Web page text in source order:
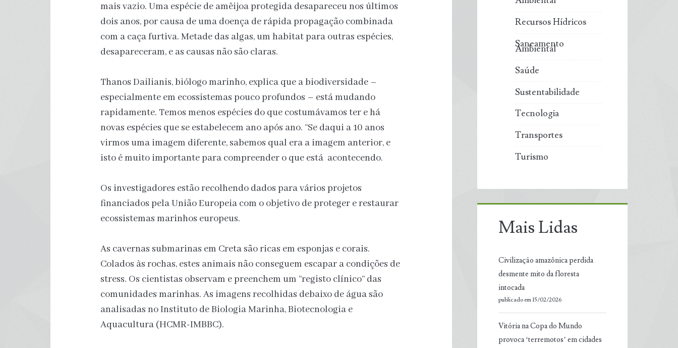
mais vazio. Uma espécie de amêijoa protegida desapareceu nos últimos
dois anos, por causa de uma doença de rápida propagação combinada
com a caça furtiva. Metade das algas, um habitat para outras espécies,
desapareceram, e as causas não são claras.
Thanos Dailianis, biólogo marinho, explica que a biodiversidade –
especialmente em ecossistemas pouco profundos – está mudando
rapidamente. Temos menos espécies do que costumávamos ter e há
novas espécies que se estabelecem ano após ano. “Se daqui a 10 anos
virmos uma imagem diferente, sabemos qual era a imagem anterior, e
isto é muito importante para compreender o que está acontecendo.
Os investigadores estão recolhendo dados para vários projetos
financiados pela União Europeia com o objetivo de proteger e restaurar
ecossistemas marinhos europeus.
As cavernas submarinas em Creta são ricas em esponjas e corais.
Colados às rochas, estes animais não conseguem escapar a condições de
stress. Os cientistas observam e preenchem um “registo clínico” das
comunidades marinhas. As imagens recolhidas debaixo de água são
analisadas no Instituto de Biologia Marinha, Biotecnologia e
Aquacultura (HCMR-IMBBC).
Recursos Hídricos
Saneamento
Ambiental
Saúde
Sustentabilidade
Tecnologia
Transportes
Turismo
Mais Lidas
Civilização amazônica perdida
desmente mito da floresta
intocada
publicado em 15/02/2026
Vitória na Copa do Mundo
provoca ‘terremotos’ em cidades